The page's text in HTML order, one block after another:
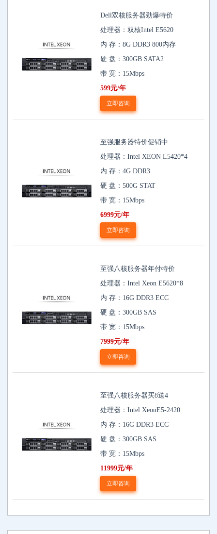
Dell双核服务器劲爆特价
处理器：双核Intel E5620
内 存：8G DDR3 800内存
硬 盘：300GB SATA2
带 宽：15Mbps
599元/年
立即咨询
至强服务器特价促销中
处理器：Intel XEON L5420*4
内 存：4G DDR3
硬 盘：500G STAT
带 宽：15Mbps
6999元/年
立即咨询
至强八核服务器年付特价
处理器：Intel Xeon E5620*8
内 存：16G DDR3 ECC
硬 盘：300GB SAS
带 宽：15Mbps
7999元/年
立即咨询
至强八核服务器买8送4
处理器：Intel XeonE5-2420
内 存：16G DDR3 ECC
硬 盘：300GB SAS
带 宽：15Mbps
11999元/年
立即咨询